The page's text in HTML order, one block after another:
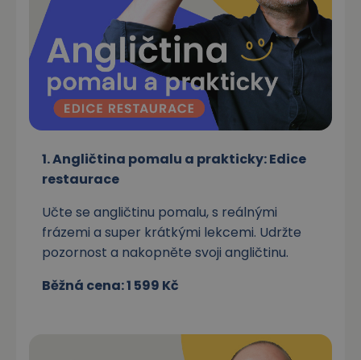
1. Angličtina pomalu a prakticky: Edice
restaurace
Učte se angličtinu pomalu, s reálnými
frázemi a super krátkými lekcemi. Udržte
pozornost a nakopněte svoji angličtinu.
Běžná cena: 1 599 Kč